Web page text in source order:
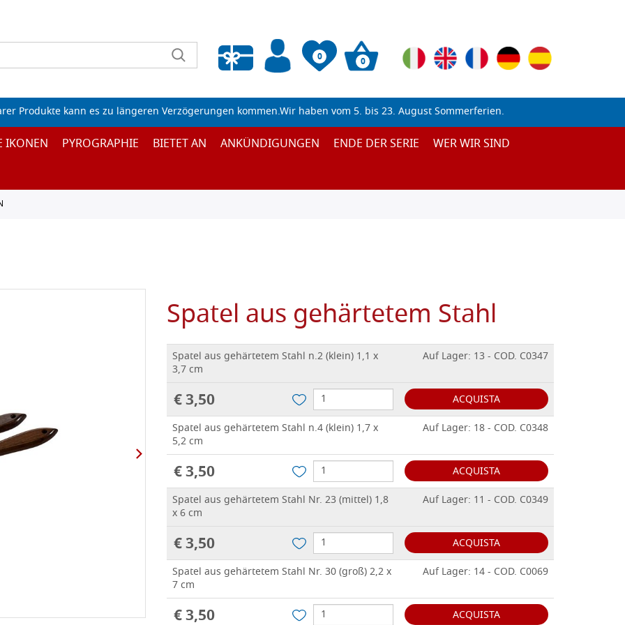
0
Wunschliste leeren
0
Produkte kann es zu längeren Verzögerungen kommen.Wir haben vom 5. bis 23. August Sommerferien.
IKONEN PYROGRAPHIE BIETET AN ANKÜNDIGUNGEN ENDE DER SERIE WER WIR SIND
Spatel aus gehärtetem Stahl
Spatel aus gehärtetem Stahl n.2 (klein) 1,1 x
3,7 cm
Auf Lager: 13 - COD. C0347
€ 3,50
ACQUISTA
Spatel aus gehärtetem Stahl n.4 (klein) 1,7 x
5,2 cm
Auf Lager: 18 - COD. C0348
€ 3,50
ACQUISTA
Spatel aus gehärtetem Stahl Nr. 23 (mittel) 1,8
x 6 cm
Auf Lager: 11 - COD. C0349
€ 3,50
ACQUISTA
Spatel aus gehärtetem Stahl Nr. 30 (groß) 2,2 x
7 cm
Auf Lager: 14 - COD. C0069
€ 3,50
ACQUISTA